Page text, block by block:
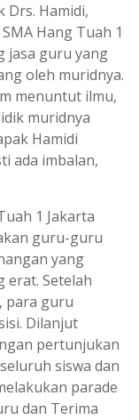
Drs. Hamidi,
Hang Tuah 1
jasa guru yang
oleh muridnya.
menuntut ilmu,
muridnya
Hamidi
ada imbalan,
1 Jakarta
guru-guru
yang
erat. Setelah
para guru
Dilanjut
pertunjukan
siswa dan
parade
dan Terima